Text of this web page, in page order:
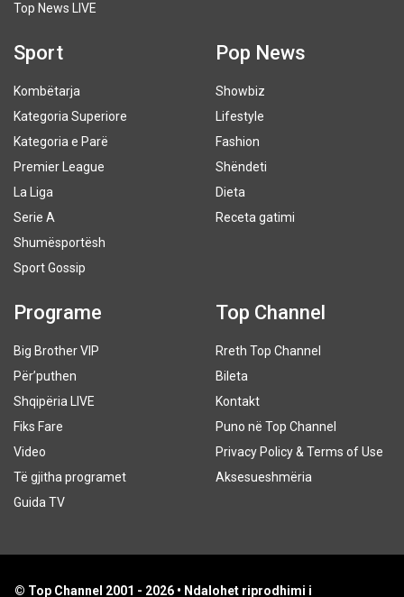
Top News LIVE
Sport
Kombëtarja
Kategoria Superiore
Kategoria e Parë
Premier League
La Liga
Serie A
Shumësportësh
Sport Gossip
Pop News
Showbiz
Lifestyle
Fashion
Shëndeti
Dieta
Receta gatimi
Programe
Big Brother VIP
Për’puthen
Shqipëria LIVE
Fiks Fare
Video
Të gjitha programet
Guida TV
Top Channel
Rreth Top Channel
Bileta
Kontakt
Puno në Top Channel
Privacy Policy & Terms of Use
Aksesueshmëria
© Top Channel 2001 - 2026 • Ndalohet riprodhimi i